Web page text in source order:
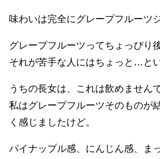
味わいは完全にグレープフルーツ
グレープフルーツってちょっぴり
それが苦手な人にはちょっと…と
うちの長女は、これは飲めません
私はグレープフルーツそのものが
く感じましたけど。
パイナップル感、にんじん感、ま